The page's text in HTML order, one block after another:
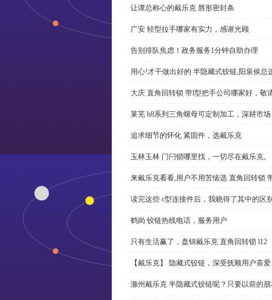
让谭总称心的戴乐克 唇形密封条
广安 轻型拉手哪家有实力，感谢光顾
告别排队焦虑！政务服务1分钟自助办理
用心!才干做出好的 半隐藏式铰链,阳泉侯总
大庆 直角回转锁 带l型把手公司哪家好，敬
莱芜 h8系列三角螺母可定制加工，深耕市场
追求细节的怀化 紧固件，选戴乐克
玉林玉林 门闩锁哪里找，一切尽在戴乐克。
来戴乐克看看,用户不用苦恼选 直角回转锁
读完这些 c型连接件后，我晓得了其中的区
鹤岗 铰链热线电话，服务用户
只有生活赢了，盘锦戴乐克 直角回转锁 l12
【戴乐克】 隐藏式铰链，深受抚顺用户喜
滁州戴乐克 半隐藏式铰链呢？只要以前的